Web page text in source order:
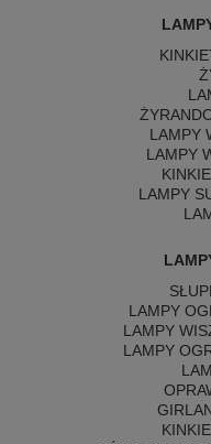
LAMPY
LAMPY
LAMPY
LAMPY
LAMPY
LAMPY